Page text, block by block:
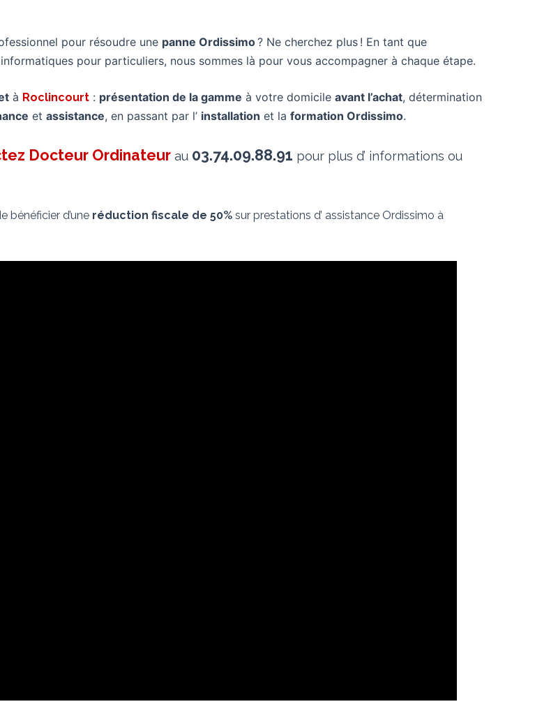
pour résoudre une panne Ordissimo? Ne cherchez plus ! En tant que
pour particuliers, nous sommes là pour vous accompagner à chaque étape.
à Roclincourt : présentation de la gamme à votre domicile avant l’achat, détermination
et assistance, en passant par l’ installation et la formation Ordissimo.
Docteur Ordinateur au 03.74.09.88.91 pour plus d’ informations ou
bénéficier d’une réduction fiscale de 50% sur prestations d’ assistance Ordissimo à